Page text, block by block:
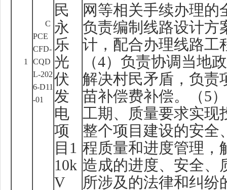
1
C
PCE
CFD-
CQD
L-202
6-D11
-01
民
永
乐
光
伏
发
电
项
目 1
10k
V
网等相关手续办理的
负责编制线路设计方
计，配合办理线路工
（4）负责协调当地
解决村民矛盾，负责
苗补偿费补偿。（5
工期、质量要求实现
整个项目建设的安全
程质量和进度管理，
造成的进度、安全、
所涉及的法律和纠纷